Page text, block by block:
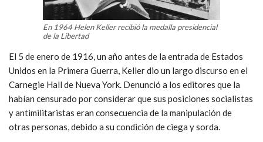
En 1964 Helen Keller recibió la medalla presidencial
de la Libertad
El 5 de enero de 1916, un año antes de la entrada de Estados
Unidos en la Primera Guerra, Keller dio un largo discurso en el
Carnegie Hall de Nueva York. Denunció a los editores que la
habían censurado por considerar que sus posiciones socialistas
y antimilitaristas eran consecuencia de la manipulación de
otras personas, debido a su condición de ciega y sorda.